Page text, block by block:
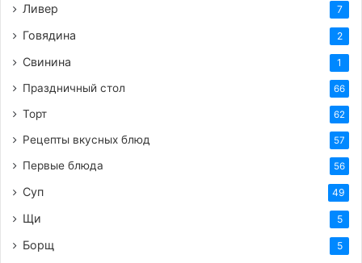
Ливер 7
Говядина 2
Свинина 1
Праздничный стол 66
Торт 62
Рецепты вкусных блюд 57
Первые блюда 56
Суп 49
Щи 5
Борщ 5